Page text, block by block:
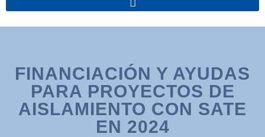
FINANCIACIÓN Y AYUDAS
PARA PROYECTOS DE
AISLAMIENTO CON SATE
EN 2024